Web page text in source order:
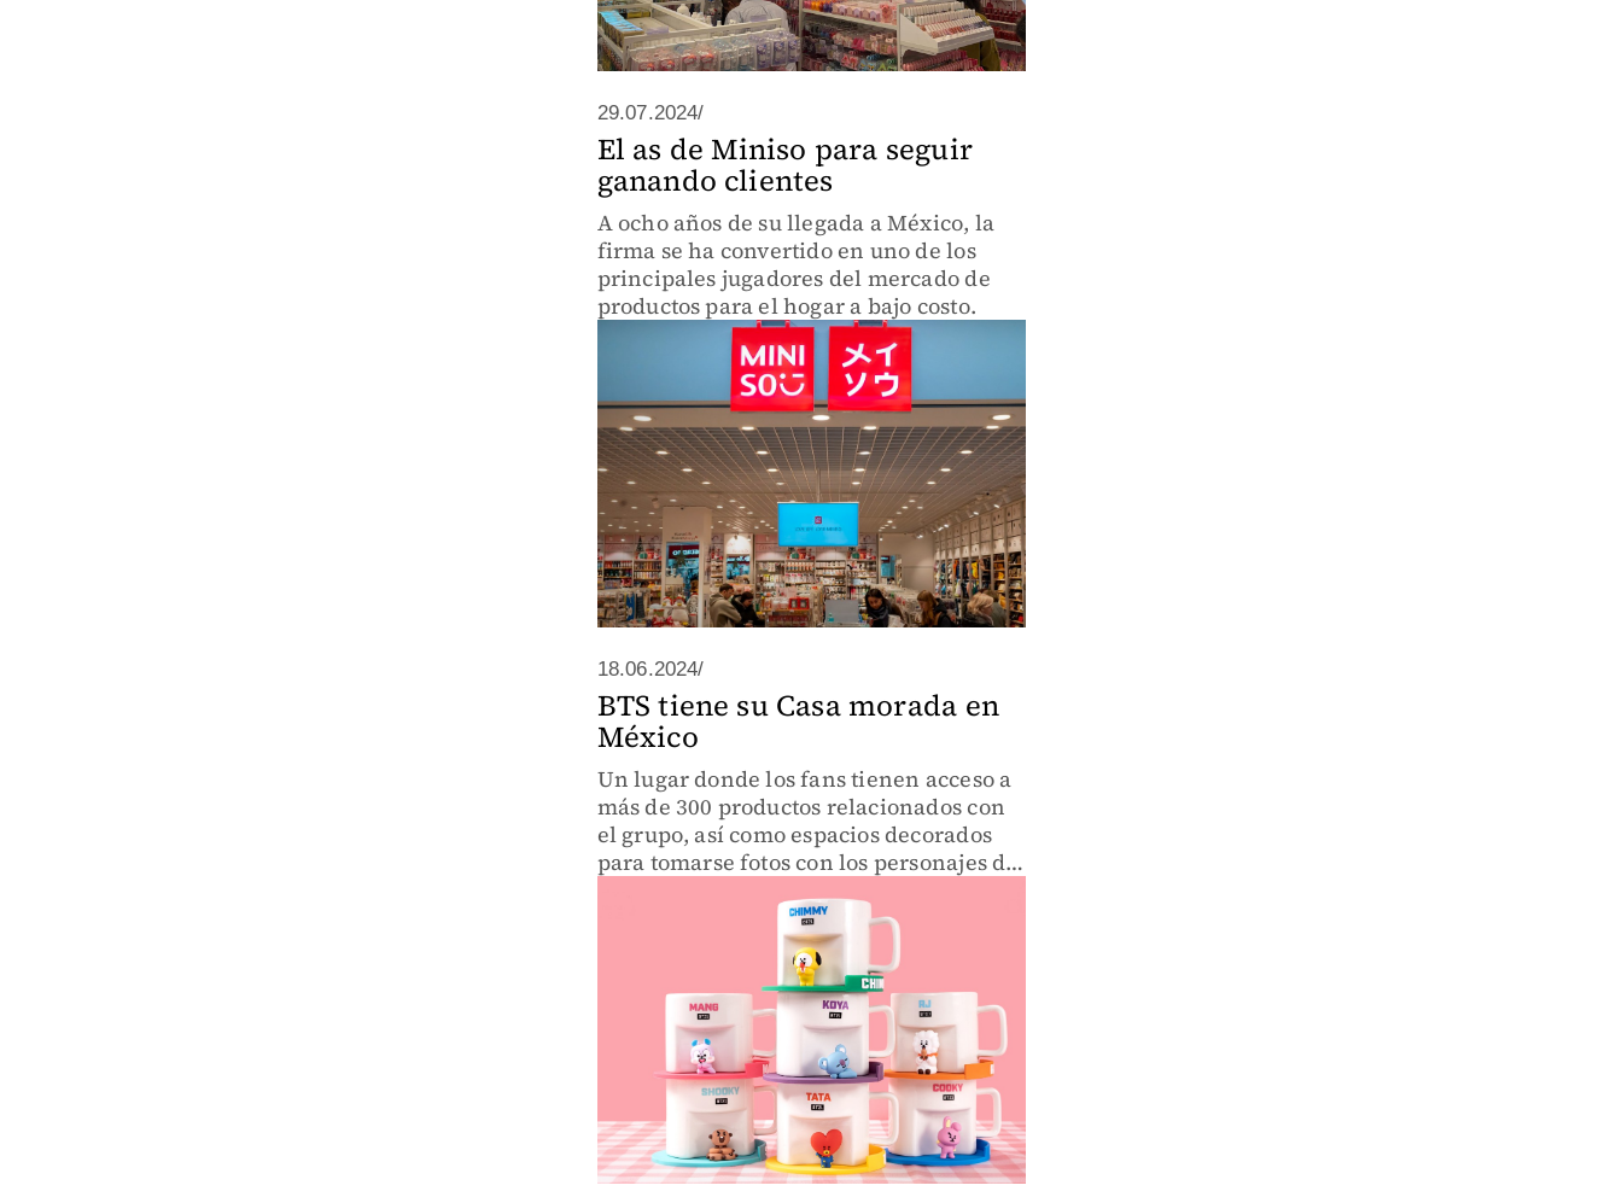
29.07.2024/
El as de Miniso para seguir
ganando clientes
A ocho años de su llegada a México, la
firma se ha convertido en uno de los
principales jugadores del mercado de
productos para el hogar a bajo costo.
18.06.2024/
BTS tiene su Casa morada en
México
Un lugar donde los fans tienen acceso a
más de 300 productos relacionados con
el grupo, así como espacios decorados
para tomarse fotos con los personajes de